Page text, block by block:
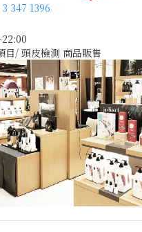
347 1396
22:00
目/ 頭皮檢測 商品販售